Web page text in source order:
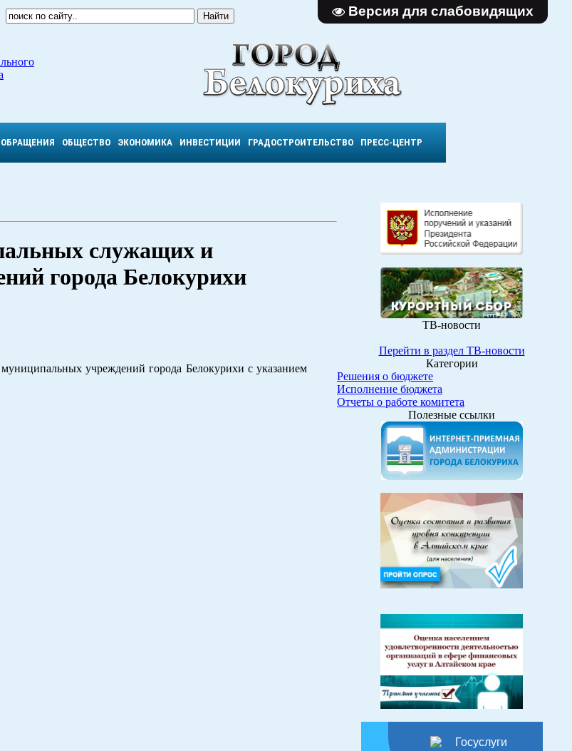
Версия для слабовидящих
ОБРАЩЕНИЯ ОБЩЕСТВО ЭКОНОМИКА ИНВЕСТИЦИИ ГРАДОСТРОИТЕЛЬСТВО ПРЕСС-ЦЕНТР
служащих и
города Белокурихи
учреждений города Белокурихи с указанием
ТВ-новости
Перейти в раздел ТВ-новости
Категории
Решения о бюджете
Исполнение бюджета
Отчеты о работе комитета
Полезные ссылки